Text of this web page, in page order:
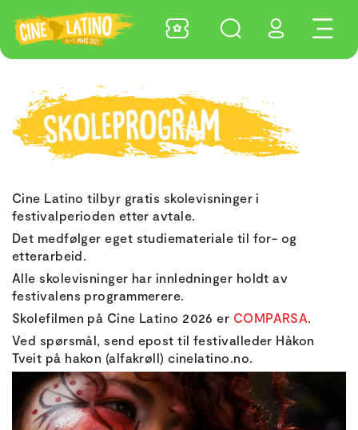
Cine Latino tilbyr gratis skolevisninger i
festivalperioden etter avtale.
Det medfølger eget studiemateriale til for- og
etterarbeid.
Alle skolevisninger har innledninger holdt av
festivalens programmerere.
Skolefilmen på Cine Latino 2026 er COMPARSA.
Ved spørsmål, send epost til festivalleder Håkon
Tveit på hakon (alfakrøll) cinelatino.no.